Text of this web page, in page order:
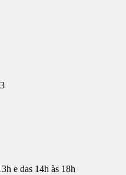
e das 14h às 18h